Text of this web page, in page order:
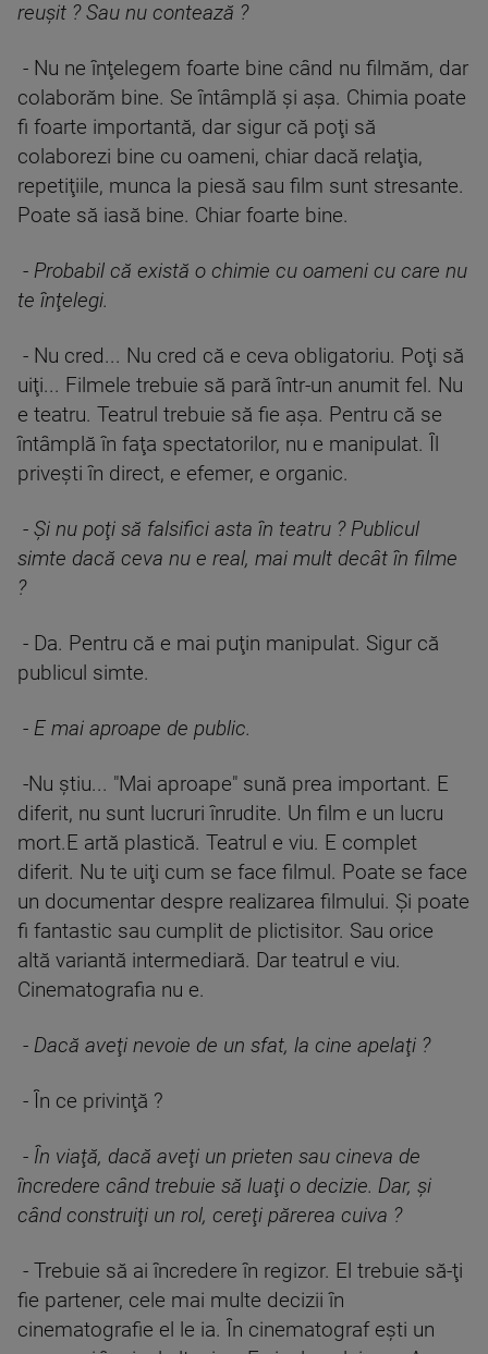
reuşit ? Sau nu contează ?
- Nu ne înţelegem foarte bine când nu filmăm, dar
colaborăm bine. Se întâmplă şi aşa. Chimia poate
fi foarte importantă, dar sigur că poţi să
colaborezi bine cu oameni, chiar dacă relaţia,
repetiţiile, munca la piesă sau film sunt stresante.
Poate să iasă bine. Chiar foarte bine.
- Probabil că există o chimie cu oameni cu care nu
te înţelegi.
- Nu cred... Nu cred că e ceva obligatoriu. Poţi să
uiţi... Filmele trebuie să pară într-un anumit fel. Nu
e teatru. Teatrul trebuie să fie aşa. Pentru că se
întâmplă în faţa spectatorilor, nu e manipulat. Îl
priveşti în direct, e efemer, e organic.
- Şi nu poţi să falsifici asta în teatru ? Publicul
simte dacă ceva nu e real, mai mult decât în filme
?
- Da. Pentru că e mai puţin manipulat. Sigur că
publicul simte.
- E mai aproape de public.
-Nu ştiu... "Mai aproape" sună prea important. E
diferit, nu sunt lucruri înrudite. Un film e un lucru
mort.E artă plastică. Teatrul e viu. E complet
diferit. Nu te uiţi cum se face filmul. Poate se face
un documentar despre realizarea filmului. Şi poate
fi fantastic sau cumplit de plictisitor. Sau orice
altă variantă intermediară. Dar teatrul e viu.
Cinematografia nu e.
- Dacă aveţi nevoie de un sfat, la cine apelaţi ?
- În ce privinţă ?
- În viaţă, dacă aveţi un prieten sau cineva de
încredere când trebuie să luaţi o decizie. Dar, şi
când construiţi un rol, cereţi părerea cuiva ?
- Trebuie să ai încredere în regizor. El trebuie să-ţi
fie partener, cele mai multe decizii în
cinematografie el le ia. În cinematograf eşti un